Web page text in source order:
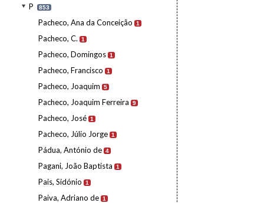
P 853
Pacheco, Ana da Conceição 1
Pacheco, C. 1
Pacheco, Domingos 1
Pacheco, Francisco 1
Pacheco, Joaquim 5
Pacheco, Joaquim Ferreira 9
Pacheco, José 1
Pacheco, Júlio Jorge 1
Pádua, António de 4
Pagani, João Baptista 1
Pais, Sidónio 1
Paiva, Adriano de 1